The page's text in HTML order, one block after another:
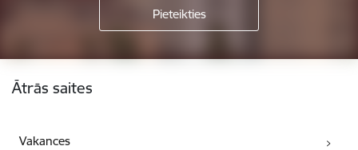
Ātrās saites
Vakances